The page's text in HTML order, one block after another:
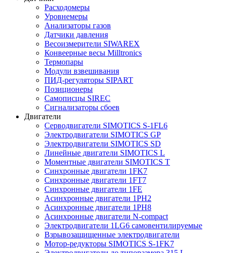
Расходомеры
Уровнемеры
Анализаторы газов
Датчики давления
Весоизмерители SIWAREX
Конвеерные весы Milltronics
Термопары
Модули взвешивания
ПИД-регуляторы SIPART
Позиционеры
Самописцы SIREC
Сигнализаторы сбоев
Двигатели
Серводвигатели SIMOTICS S-1FL6
Электродвигатели SIMOTICS GP
Электродвигатели SIMOTICS SD
Линейные двигатели SIMOTICS L
Моментные двигатели SIMOTICS T
Синхронные двигатели 1FK7
Синхронные двигатели 1FT7
Синхронные двигатели 1FE
Асинхронные двигатели 1PH2
Асинхронные двигатели 1PH8
Асинхронные двигатели N-compact
Электродвигатели 1LG6 cамовентилируемые
Взрывозащищенные электродвигатели
Мотор-редукторы SIMOTICS S-1FK7